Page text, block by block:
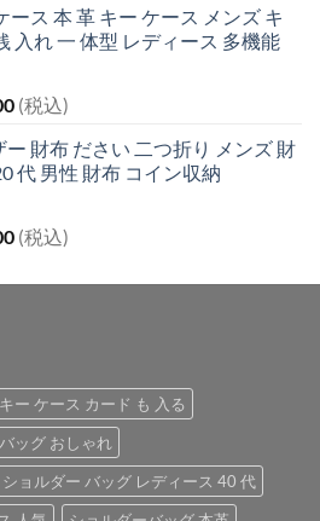
ース 本 革 キー ケース メンズ キ
入れ 一 体型 レディース 多機能
現
の
価
は
で
(税込)
ー 財布 ださい 二つ折り メンズ 財
代 男性 財布 コイン収納
現
の
¥3,800
で
す。
(税込)
キー ケース カード も 入る
ッグ おしゃれ
ショルダー バッグ レディース 40 代